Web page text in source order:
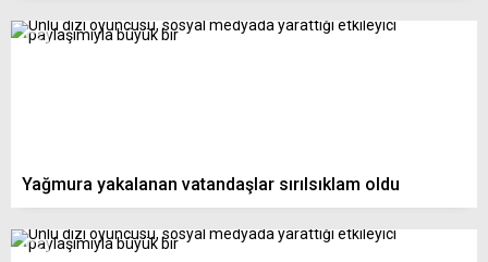
Yağmura yakalanan vatandaşlar sırılsıklam oldu